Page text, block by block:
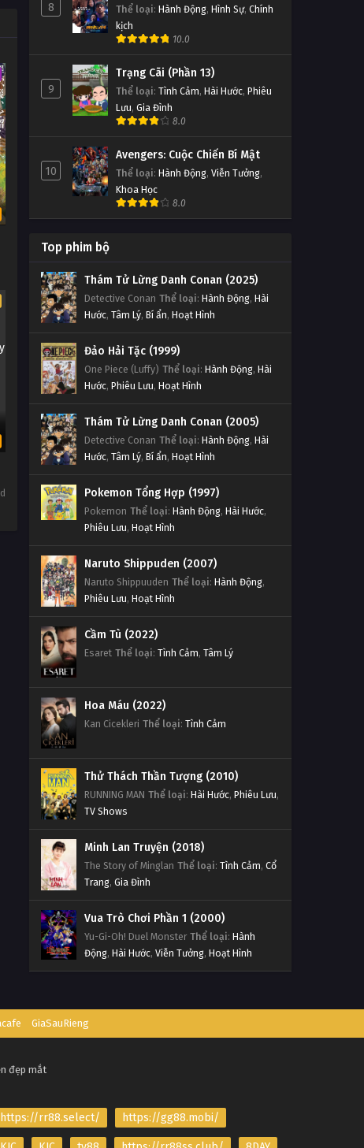
8 Thể loại: Hành Động, Hình Sự, Chính
kịch
10.0
9
Trạng Cãi (Phần 13)
Thể loại: Tình Cảm, Hài Hước, Phiêu
Lưu, Gia Đình
8.0
10
Avengers: Cuộc Chiến Bí Mật
Thể loại: Hành Động, Viễn Tưởng,
Khoa Học
8.0
Top phim bộ
Thám Tử Lừng Danh Conan (2025)
Detective Conan Thể loại: Hành Động, Hài
Hước, Tâm Lý, Bí ẩn, Hoạt Hình
Đảo Hải Tặc (1999)
One Piece (Luffy) Thể loại: Hành Động, Hài
Hước, Phiêu Lưu, Hoạt Hình
Thám Tử Lừng Danh Conan (2005)
Detective Conan Thể loại: Hành Động, Hài
Hước, Tâm Lý, Bí ẩn, Hoạt Hình
Pokemon Tổng Hợp (1997)
Pokemon Thể loại: Hành Động, Hài Hước,
Phiêu Lưu, Hoạt Hình
Naruto Shippuden (2007)
Naruto Shippuuden Thể loại: Hành Động,
Phiêu Lưu, Hoạt Hình
Cầm Tù (2022)
Esaret Thể loại: Tình Cảm, Tâm Lý
Hoa Máu (2022)
Kan Cicekleri Thể loại: Tình Cảm
Thử Thách Thần Tượng (2010)
RUNNING MAN Thể loại: Hài Hước, Phiêu Lưu,
TV Shows
Minh Lan Truyện (2018)
The Story of Minglan Thể loại: Tình Cảm, Cổ
Trang, Gia Đình
Vua Trò Chơi Phần 1 (2000)
Yu-Gi-Oh! Duel Monster Thể loại: Hành
Động, Hài Hước, Viễn Tưởng, Hoạt Hình
GiaSauRieng
đẹp mắt
https://rr88.select/ https://gg88.mobi/